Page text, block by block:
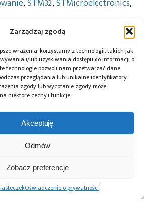
Zarządzaj zgodą
wrażenia, korzystamy z technologii, takich jak
i/lub uzyskiwania dostępu do informacji o
technologie pozwoli nam przetwarzać dane,
przeglądania lub unikalne identyfikatory
zgody lub wycofanie zgody może
niektóre cechy i funkcje.
Akceptuję
Odmów
Zobacz preferencje
Oświadczenie o prywatności
,STM32,STMicroelectronics,
Microchip i Micron
prezentują
architekturę
pamięci masowej
oraz centrów
z Hailo w zakresie